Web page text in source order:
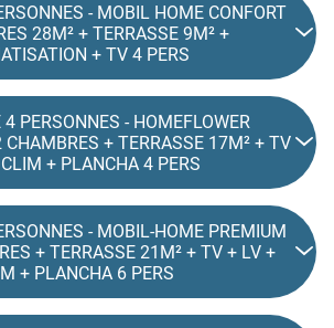
- MOBIL HOME CONFORT
28M² + TERRASSE 9M² +
+ TV 4 PERS
PERSONNES - HOMEFLOWER
+ TERRASSE 17M² + TV
+ PLANCHA 4 PERS
- MOBIL-HOME PREMIUM
+ TERRASSE 21M² + TV + LV +
+ PLANCHA 6 PERS